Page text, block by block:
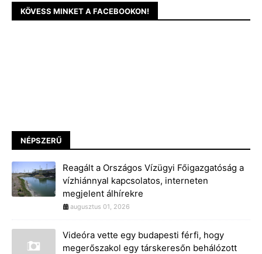
KÖVESS MINKET A FACEBOOKON!
NÉPSZERŰ
Reagált a Országos Vízügyi Főigazgatóság a
vízhiánnyal kapcsolatos, interneten
megjelent álhírekre
augusztus 01, 2026
Videóra vette egy budapesti férfi, hogy
megerőszakol egy társkeresőn behálózott